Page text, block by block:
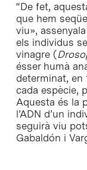
“De fet,
que hem
viu»,
els individus
vinagre (
ésser humà
determinat, en
cada espècie,
Aquesta és la
l’ADN d’un
seguirà viu
Gabaldón i